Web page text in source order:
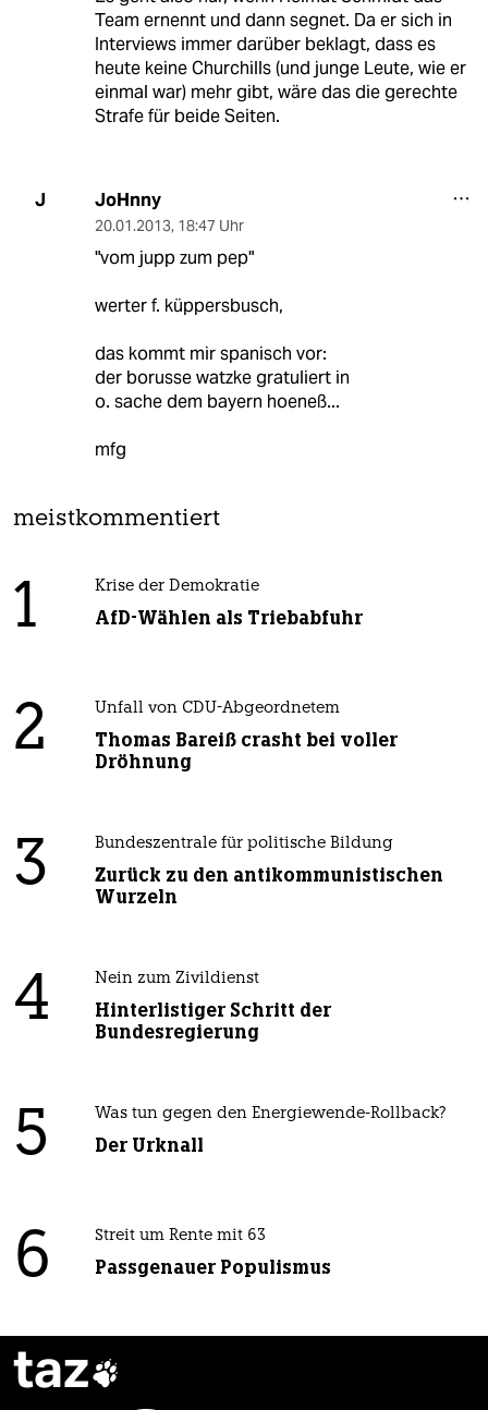
Team ernennt und dann segnet. Da er sich in
Interviews immer darüber beklagt, dass es
heute keine Churchills (und junge Leute, wie er
einmal war) mehr gibt, wäre das die gerechte
Strafe für beide Seiten.
J JoHnny
20.01.2013, 18:47 Uhr
"vom jupp zum pep"
werter f. küppersbusch,
das kommt mir spanisch vor:
der borusse watzke gratuliert in
o. sache dem bayern hoeneß...
mfg
meistkommentiert
1 Krise der Demokratie
AfD-Wählen als Triebabfuhr
2 Unfall von CDU-Abgeordnetem
Thomas Bareiß crasht bei voller
Dröhnung
3 Bundeszentrale für politische Bildung
Zurück zu den antikommunistischen
Wurzeln
4 Nein zum Zivildienst
Hinterlistiger Schritt der
Bundesregierung
5 Was tun gegen den Energiewende-Rollback?
Der Urknall
6 Streit um Rente mit 63
Passgenauer Populismus
taz